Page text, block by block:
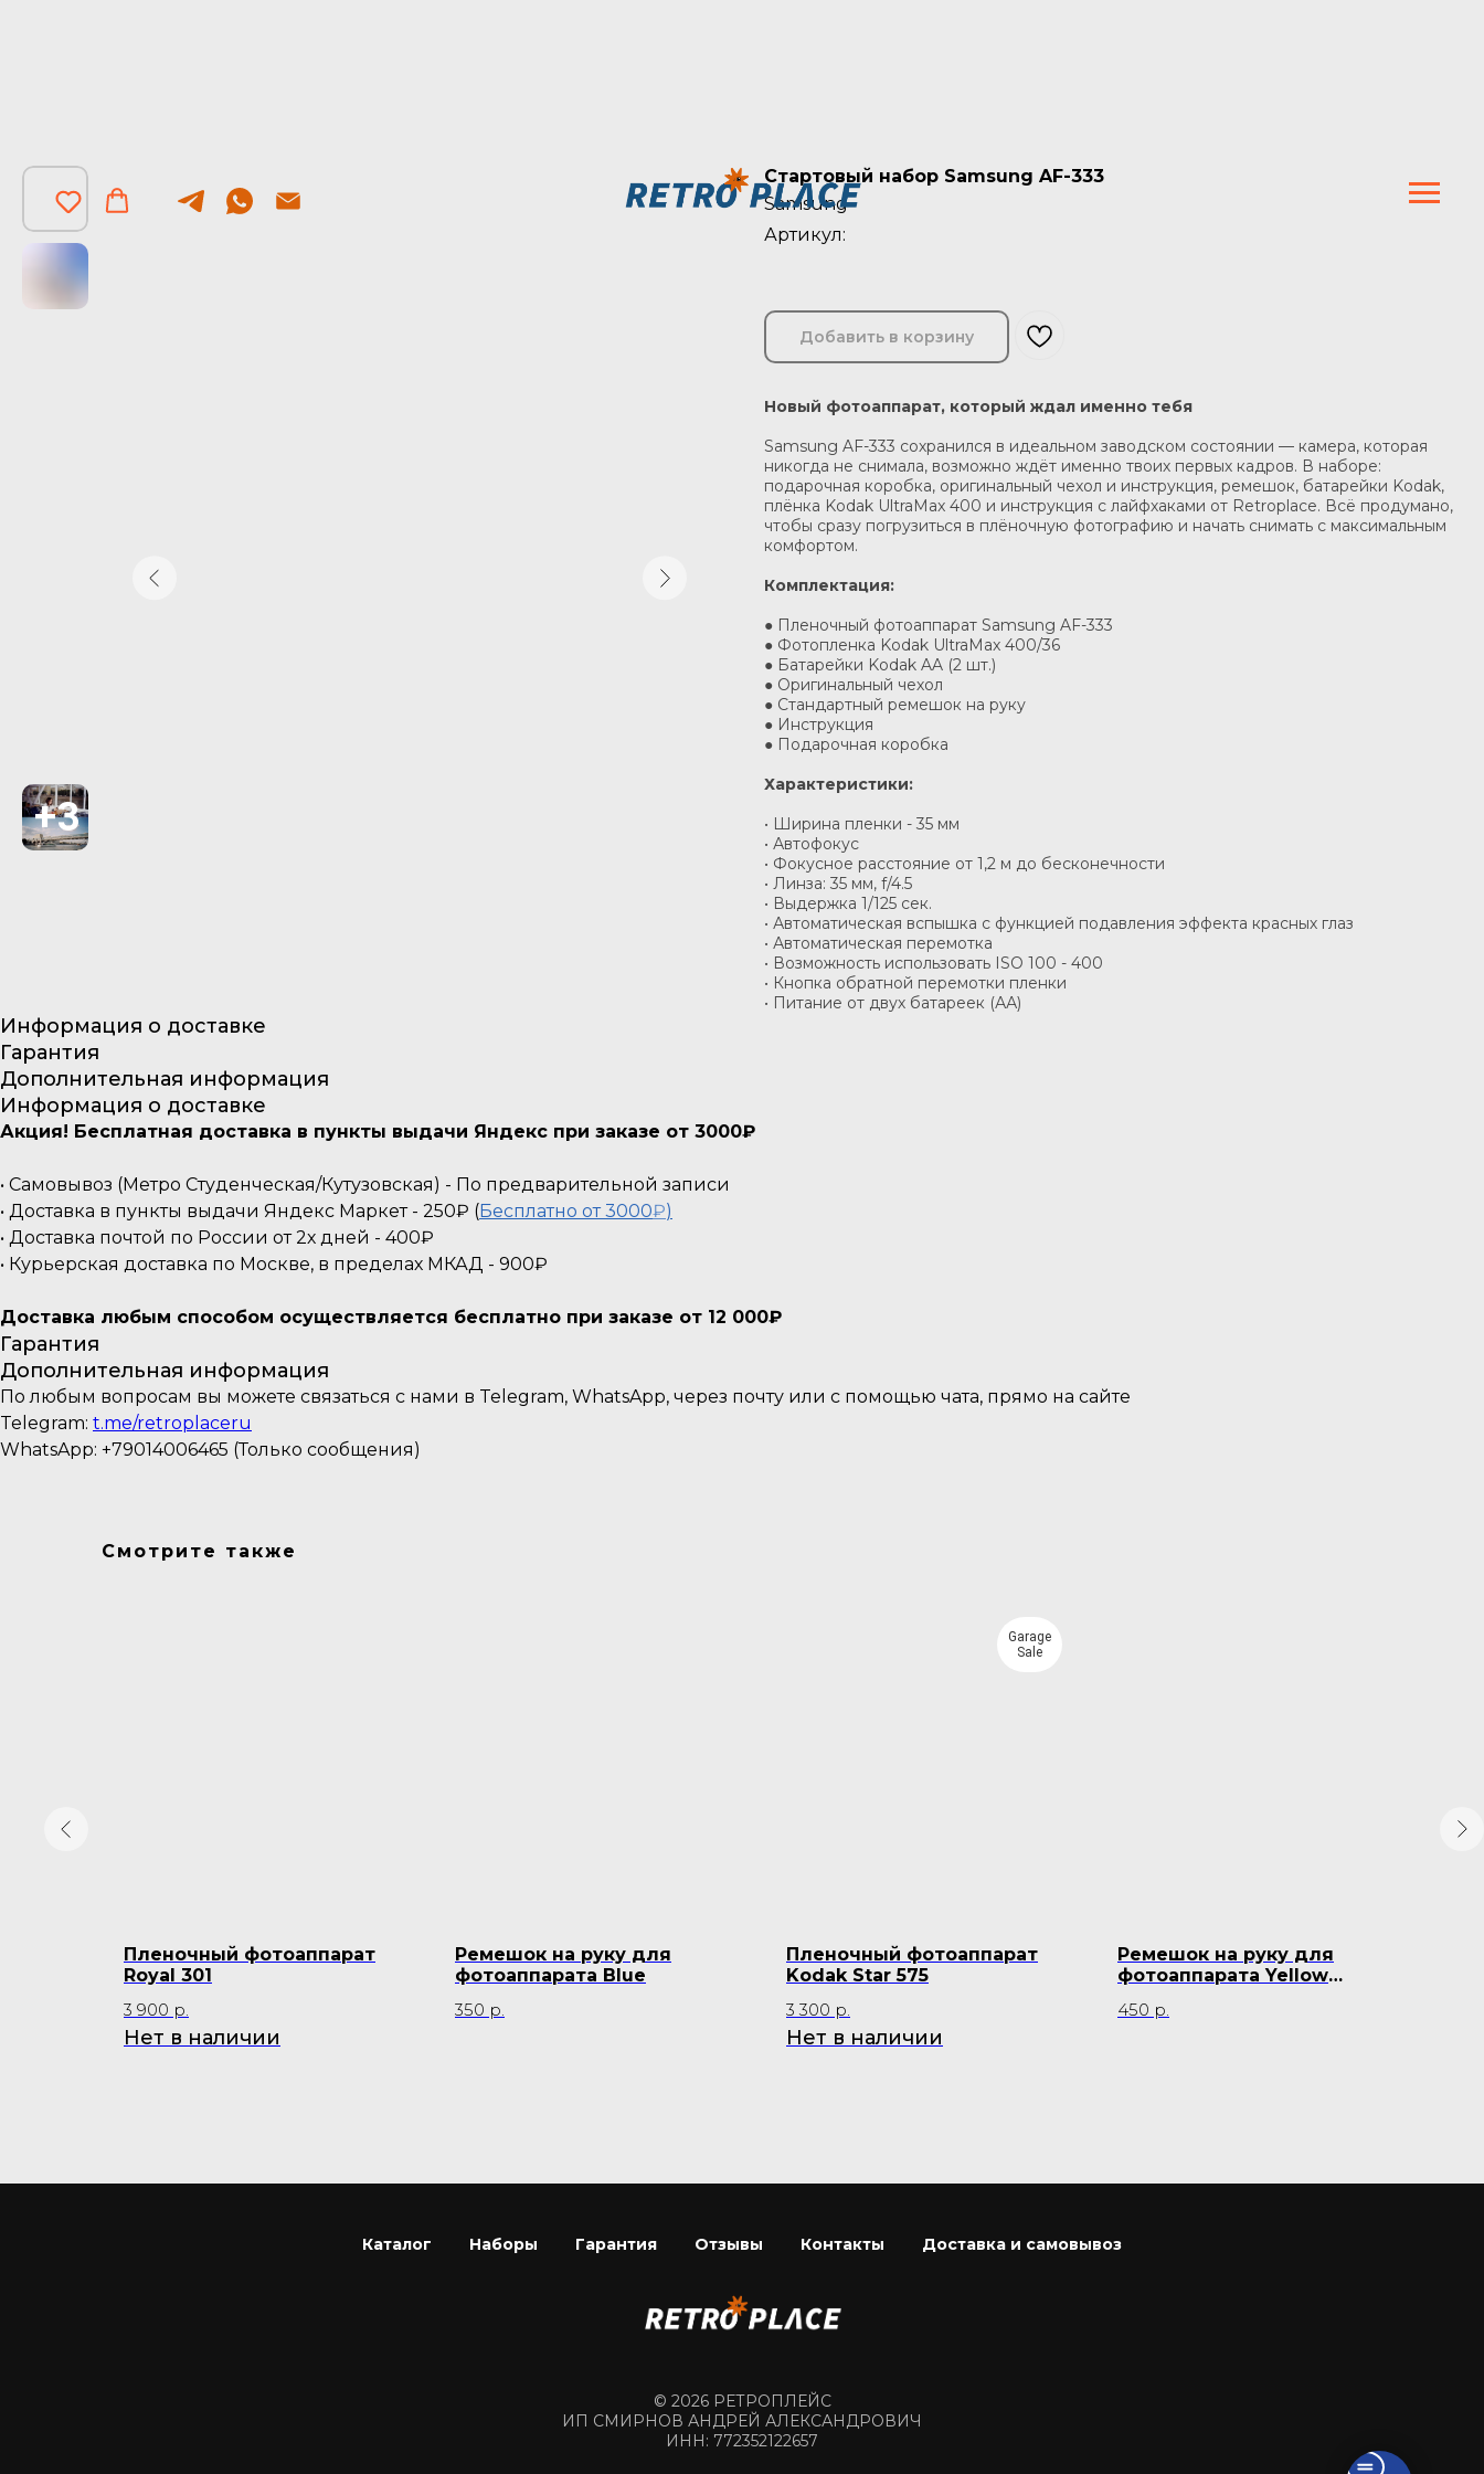
Стартовый набор Samsung AF-333
Samsung
Артикул:
Добавить в корзину
Новый фотоаппарат, который ждал именно тебя
Samsung AF-333 сохранился в идеальном заводском состоянии — камера, которая
никогда не снимала, возможно ждёт именно твоих первых кадров. В наборе:
подарочная коробка, оригинальный чехол и инструкция, ремешок, батарейки Kodak,
плёнка Kodak UltraMax 400 и инструкция с лайфхаками от Retroplace. Всё продумано,
чтобы сразу погрузиться в плёночную фотографию и начать снимать с максимальным
комфортом.
Комплектация:
● Пленочный фотоаппарат Samsung AF-333
● Фотопленка Kodak UltraMax 400/36
● Батарейки Kodak AA (2 шт.)
● Оригинальный чехол
● Стандартный ремешок на руку
● Инструкция
● Подарочная коробка
Характеристики:
• Ширина пленки - 35 мм
• Автофокус
• Фокусное расстояние от 1,2 м до бесконечности
• Линза: 35 мм, f/4.5
• Выдержка 1/125 сек.
• Автоматическая вспышка с функцией подавления эффекта красных глаз
• Автоматическая перемотка
• Возможность использовать ISO 100 - 400
• Кнопка обратной перемотки пленки
• Питание от двух батареек (АА)
Информация о доставке
Гарантия
Дополнительная информация
Информация о доставке
Акция! Бесплатная доставка в пункты выдачи Яндекс при заказе от 3000₽
• Самовывоз (Метро Студенческая/Кутузовская) - По предварительной записи
• Доставка в пункты выдачи Яндекс Маркет - 250₽ (Бесплатно от 3000₽)
• Доставка почтой по России от 2х дней - 400₽
• Курьерская доставка по Москве, в пределах МКАД - 900₽
Доставка любым способом осуществляется бесплатно при заказе от 12 000₽
Гарантия
Дополнительная информация
По любым вопросам вы можете связаться с нами в Telegram, WhatsApp, через почту или с помощью чата, прямо на сайте
Telegram: t.me/retroplaceru
WhatsApp: +79014006465 (Только сообщения)
Смотрите также
Пленочный фотоаппарат
Royal 301
3 900 р.
Нет в наличии
Ремешок на руку для
фотоаппарата Blue
350 р.
Garage
Sale
Пленочный фотоаппарат
Kodak Star 575
3 300 р.
Нет в наличии
Ремешок на руку для
фотоаппарата Yellow
450 р.
Каталог Наборы Гарантия Отзывы Контакты Доставка и самовывоз
© 2026 РЕТРОПЛЕЙС
ИП СМИРНОВ АНДРЕЙ АЛЕКСАНДРОВИЧ
ИНН: 772352122657